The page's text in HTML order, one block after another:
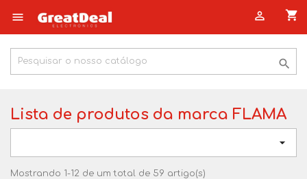
 shopping_cart


Lista de produtos da marca FLAMA

Mostrando 1-12 de um total de 59 artigo(s)